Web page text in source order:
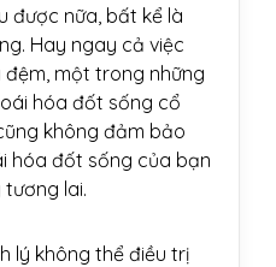
được nữa, bất kể là
Hay ngay cả việc
một trong những
hóa đốt sống cổ
không đảm bảo
hóa đốt sống của bạn
lai.
lý không thể điều trị